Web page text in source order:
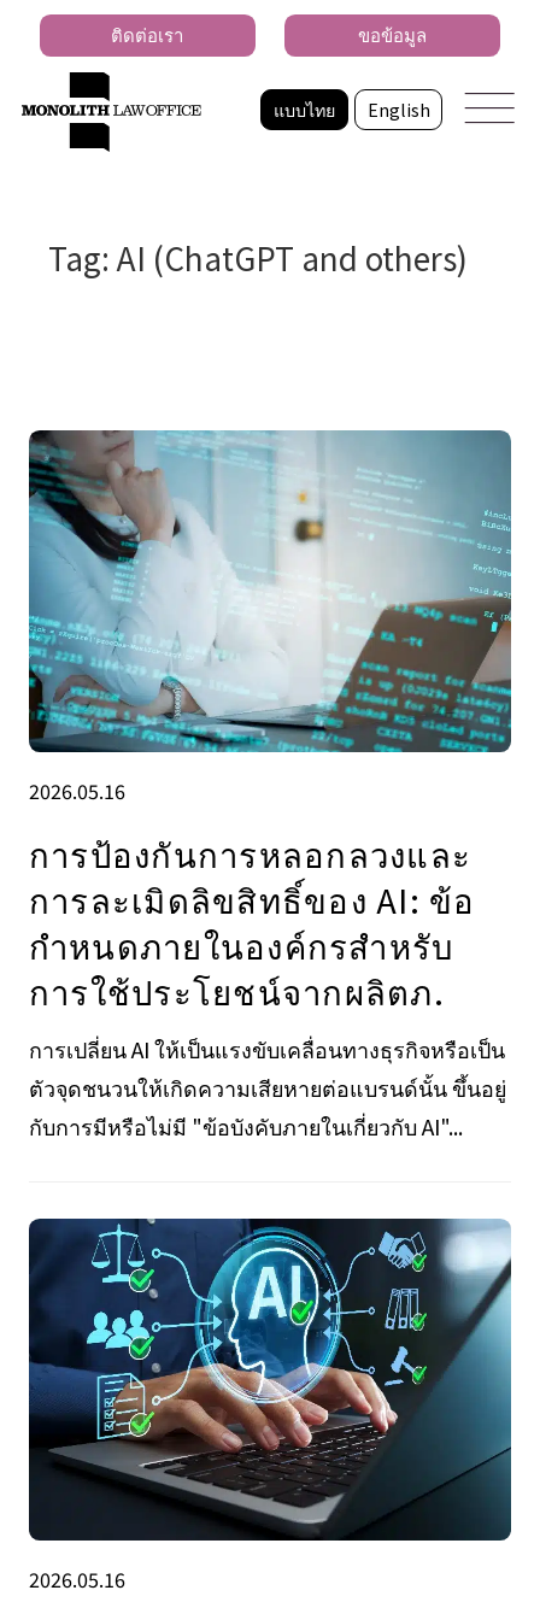
แบบไทย English
ติดต่อเรา ขอข้อมูล
Tag: AI (ChatGPT and others)
2026.05.16
การป้องกันการหลอกลวงและ
การละเมิดลิขสิทธิ์ของ AI: ข้อ
กำหนดภายในองค์กรสำหรับ
การใช้ประโยชน์จากผลิตภ.
การเปลี่ยน AI ให้เป็นแรงขับเคลื่อนทางธุรกิจหรือเป็น
ตัวจุดชนวนให้เกิดความเสียหายต่อแบรนด์นั้น ขึ้นอยู่
กับการมีหรือไม่มี "ข้อบังคับภายในเกี่ยวกับ AI"...
2026.05.16